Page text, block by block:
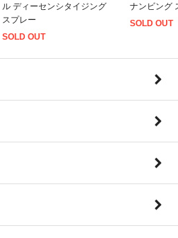
ル ディーセンシタイジング
スプレー
SOLD OUT
ナンビング
SOLD OUT